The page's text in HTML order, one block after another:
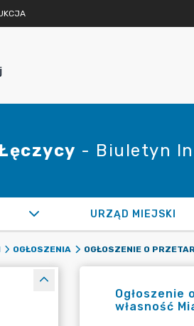
- Biuletyn
URZĄD MIEJSKI
OGŁOSZENIA
własność